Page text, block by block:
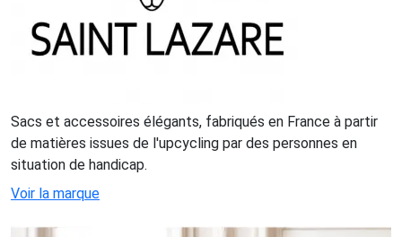
Sacs et accessoires élégants, fabriqués en France à partir
de matières issues de l'upcycling par des personnes en
situation de handicap.
Voir la marque